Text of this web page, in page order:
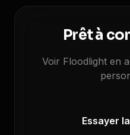
Prêt à
Voir Floodlight en
Essayer